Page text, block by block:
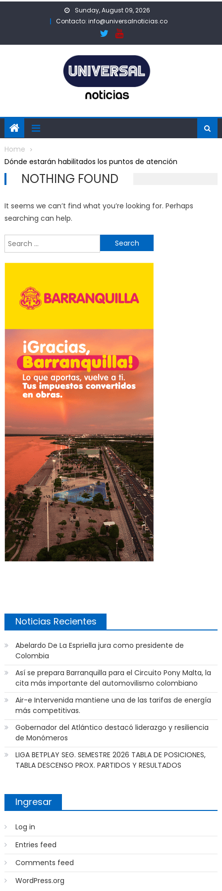
Sunday, August 09, 2026
Contacto: info@universalnoticias.co
Home
Dónde estarán habilitados los puntos de atención
NOTHING FOUND
It seems we can’t find what you’re looking for. Perhaps
searching can help.
for:
Noticias Recientes
Abelardo De La Espriella jura como presidente de
Colombia
Así se prepara Barranquilla para el Circuito Pony Malta, la
cita más importante del automovilismo colombiano
Air-e Intervenida mantiene una de las tarifas de energía
más competitivas.
Gobernador del Atlántico destacó liderazgo y resiliencia
de Monómeros
LIGA BETPLAY SEG. SEMESTRE 2026 TABLA DE POSICIONES,
TABLA DESCENSO PROX. PARTIDOS Y RESULTADOS
Ingresar
Log in
Entries feed
Comments feed
WordPress.org